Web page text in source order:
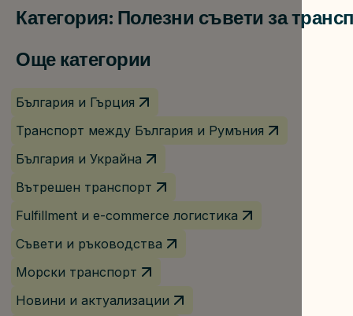
Категория: Полезни съвети за
Още категории
България и Гърция
Транспорт между България и Румъния
България и Украйна
Вътрешен транспорт
Fulfillment и e-commerce логистика
Съвети и ръководства
Морски транспорт
Новини и актуализации